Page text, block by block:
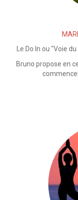
Le Do In ou "Voie
Bruno propose en